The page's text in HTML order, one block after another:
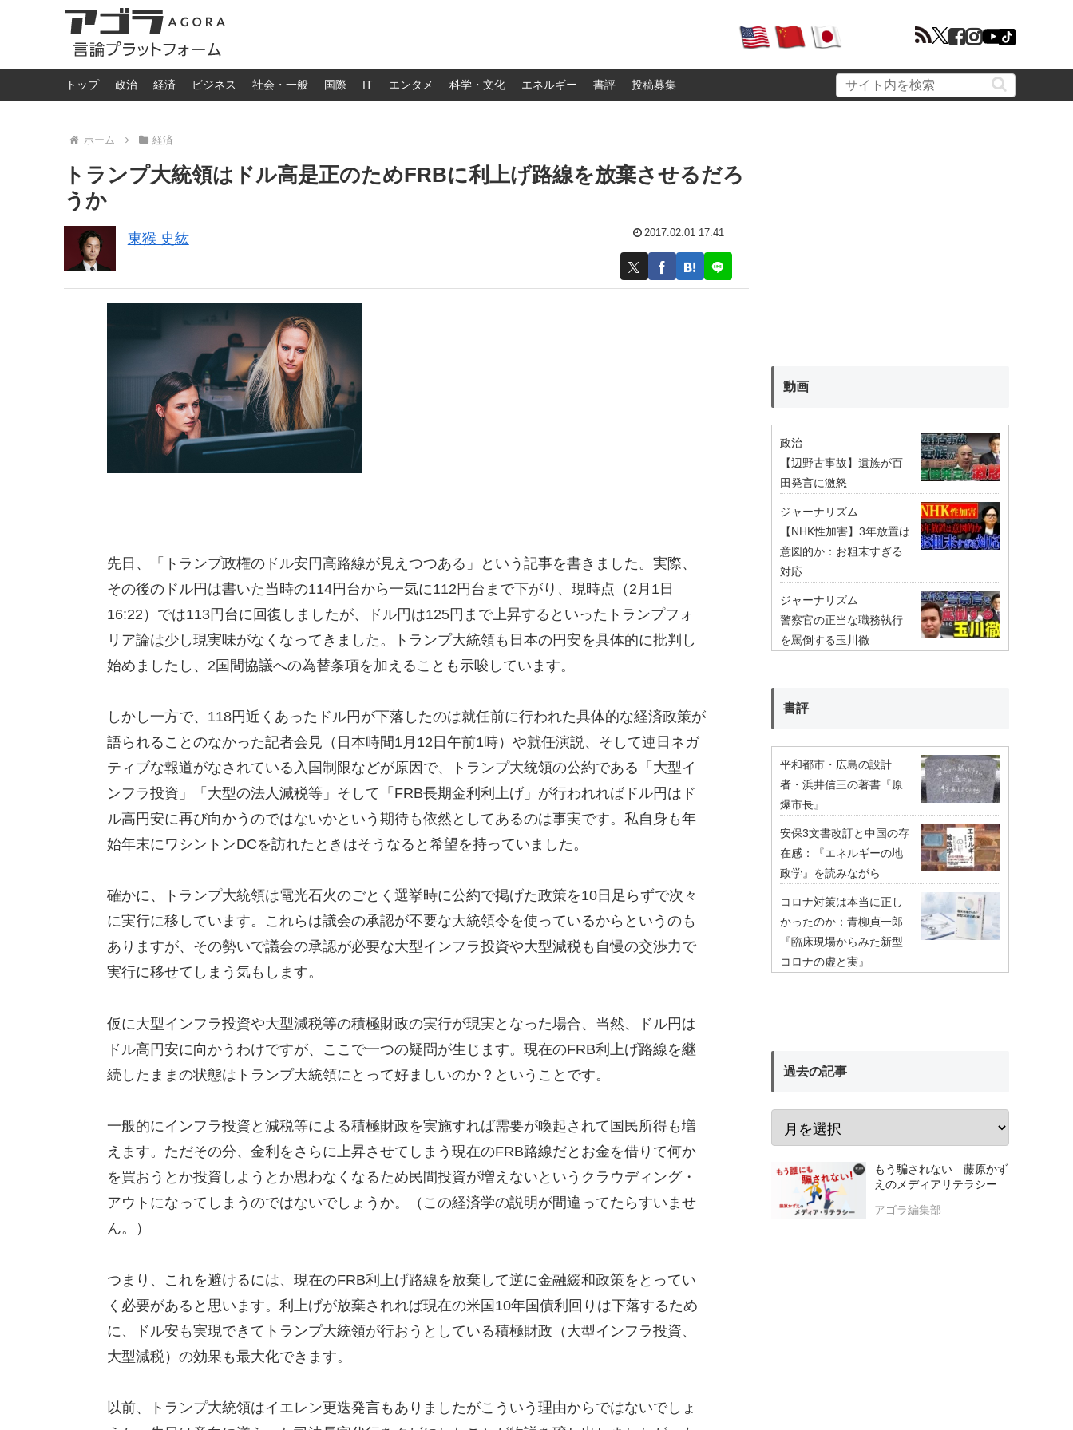
トップ 政治 経済 ビジネス 社会・一般 国際 IT エンタメ 科学・文化 エネルギー 書評 投稿募集
ホーム 経済
トランプ大統領はドル高是正のためFRBに利上げ路線を放棄させるだろ
うか
東猴 史紘 2017.02.01 17:41
先日、「トランプ政権のドル安円高路線が見えつつある」という記事を書きました。実際、
その後のドル円は書いた当時の114円台から一気に112円台まで下がり、現時点（2月1日
16:22）では113円台に回復しましたが、ドル円は125円まで上昇するといったトランプフォ
リア論は少し現実味がなくなってきました。トランプ大統領も日本の円安を具体的に批判し
始めましたし、2国間協議への為替条項を加えることも示唆しています。
しかし一方で、118円近くあったドル円が下落したのは就任前に行われた具体的な経済政策が
語られることのなかった記者会見（日本時間1月12日午前1時）や就任演説、そして連日ネガ
ティブな報道がなされている入国制限などが原因で、トランプ大統領の公約である「大型イ
ンフラ投資」「大型の法人減税等」そして「FRB長期金利利上げ」が行われればドル円はド
ル高円安に再び向かうのではないかという期待も依然としてあるのは事実です。私自身も年
始年末にワシントンDCを訪れたときはそうなると希望を持っていました。
確かに、トランプ大統領は電光石火のごとく選挙時に公約で掲げた政策を10日足らずで次々
に実行に移しています。これらは議会の承認が不要な大統領令を使っているからというのも
ありますが、その勢いで議会の承認が必要な大型インフラ投資や大型減税も自慢の交渉力で
実行に移せてしまう気もします。
仮に大型インフラ投資や大型減税等の積極財政の実行が現実となった場合、当然、ドル円は
ドル高円安に向かうわけですが、ここで一つの疑問が生じます。現在のFRB利上げ路線を継
続したままの状態はトランプ大統領にとって好ましいのか？ということです。
一般的にインフラ投資と減税等による積極財政を実施すれば需要が喚起されて国民所得も増
えます。ただその分、金利をさらに上昇させてしまう現在のFRB路線だとお金を借りて何か
を買おうとか投資しようとか思わなくなるため民間投資が増えないというクラウディング・
アウトになってしまうのではないでしょうか。（この経済学の説明が間違ってたらすいませ
ん。）
つまり、これを避けるには、現在のFRB利上げ路線を放棄して逆に金融緩和政策をとってい
く必要があると思います。利上げが放棄されれば現在の米国10年国債利回りは下落するため
に、ドル安も実現できてトランプ大統領が行おうとしている積極財政（大型インフラ投資、
大型減税）の効果も最大化できます。
以前、トランプ大統領はイエレン更迭発言もありましたがこういう理由からではないでしょ
動画
政治
【辺野古事故】遺族が百
田発言に激怒
ジャーナリズム
【NHK性加害】3年放置は
意図的か：お粗末すぎる
対応
ジャーナリズム
警察官の正当な職務執行
を罵倒する玉川徹
書評
平和都市・広島の設計
者・浜井信三の著書『原
爆市長』
安保3文書改訂と中国の存
在感：『エネルギーの地
政学』を読みながら
コロナ対策は本当に正し
かったのか：青柳貞一郎
『臨床現場からみた新型
コロナの虚と実』
過去の記事
もう騙されない 藤原かず
えのメディアリテラシー
アゴラ編集部